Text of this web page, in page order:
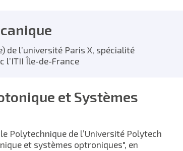
de l’université Paris X, spécialité
l’ITII Île-de-France
et Systèmes
Polytechnique de l’Université Polytech
et systèmes optroniques", en